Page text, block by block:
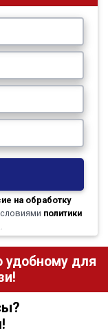
на обработку
политики
удобному для